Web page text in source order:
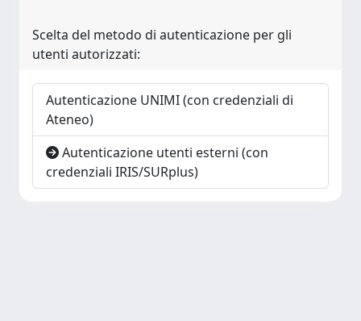
Scelta del metodo di autenticazione per gli
utenti autorizzati:
Autenticazione UNIMI (con credenziali di
Ateneo)
Autenticazione utenti esterni (con
credenziali IRIS/SURplus)